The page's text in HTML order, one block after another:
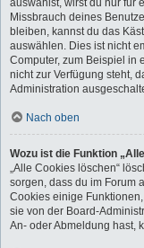
auswählst, wirst du nur für
Missbrauch deines
bleiben, kannst du das
auswählen. Dies ist nicht
Computer, zum Beispiel in
nicht zur Verfügung steht,
Administration
Nach oben
Wozu ist die Funktion
„Alle Cookies löschen“
sorgen, dass du im Forum
Cookies einige
sie von der Board-
An- oder Abmeldung hast,